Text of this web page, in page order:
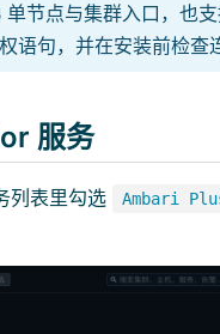
节点与集群入口，也
语句，并在安装前检查
服务
列表里勾选 Ambari